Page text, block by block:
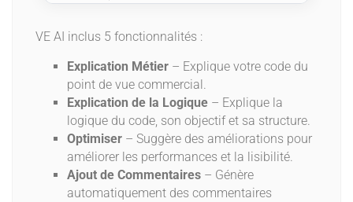
VE AI inclus 5 fonctionnalités :
Explication Métier – Explique votre code du
point de vue commercial.
Explication de la Logique – Explique la
logique du code, son objectif et sa structure.
Optimiser – Suggère des améliorations pour
améliorer les performances et la lisibilité.
Ajout de Commentaires – Génère
automatiquement des commentaires